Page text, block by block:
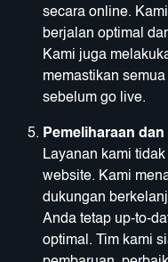
secara online.
berjalan optimal
Kami juga
memastikan
sebelum go live.
Pemeliharaan
Layanan kami
website. Kami
dukungan
Anda tetap up-to-
optimal. Tim kami